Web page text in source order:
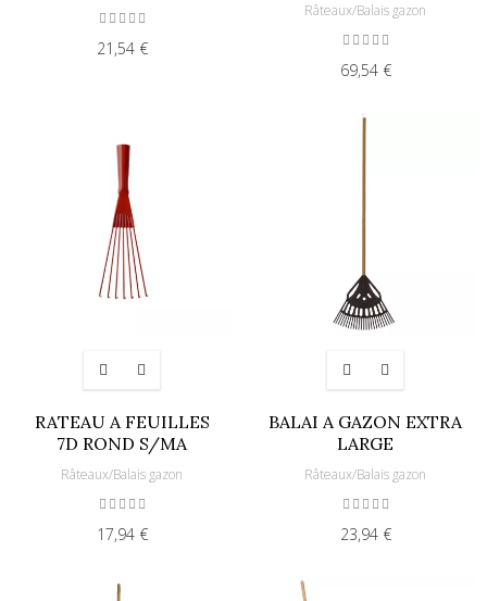
21,54 €
Râteaux/Balais gazon
69,54 €
RATEAU A FEUILLES
7D ROND S/MA
Râteaux/Balais gazon
17,94 €
BALAI A GAZON EXTRA
LARGE
Râteaux/Balais gazon
23,94 €